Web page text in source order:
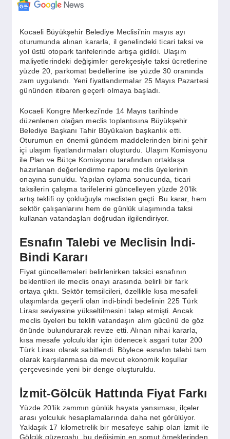
SPOR
YAŞAM
Kocaeli Büyükşehir Belediye Meclisi’nin mayıs ayı
oturumunda alınan kararla, il genelindeki ticari taksi ve
yol üstü otopark tarifelerinde artışa gidildi. Ulaşım
maliyetlerindeki değişimler gerekçesiyle taksi ücretlerine
yüzde 20, parkomat bedellerine ise yüzde 30 oranında
zam uygulandı. Yeni fiyatlandırmalar 25 Mayıs Pazartesi
gününden itibaren geçerli olmaya başladı.
Kocaeli Kongre Merkezi’nde 14 Mayıs tarihinde
düzenlenen olağan meclis toplantısına Büyükşehir
Belediye Başkanı Tahir Büyükakın başkanlık etti.
Oturumun en önemli gündem maddelerinden birini şehir
içi ulaşım fiyatlandırmaları oluşturdu. Ulaşım Komisyonu
ile Plan ve Bütçe Komisyonu tarafından ortaklaşa
hazırlanan değerlendirme raporu meclis üyelerinin
onayına sunuldu. Yapılan oylama sonucunda, ticari
taksilerin çalışma tarifelerini güncelleyen yüzde 20’lik
artış teklifi oy çokluğuyla meclisten geçti. Bu karar, hem
sektör çalışanlarını hem de günlük ulaşımında taksi
kullanan vatandaşları doğrudan ilgilendiriyor.
Esnafın Talebi ve Meclisin İndi-
Bindi Kararı
Fiyat güncellemeleri belirlenirken taksici esnafının
beklentileri ile meclis onayı arasında belirli bir fark
ortaya çıktı. Sektör temsilcileri, özellikle kısa mesafeli
ulaşımlarda geçerli olan indi-bindi bedelinin 225 Türk
Lirası seviyesine yükseltilmesini talep etmişti. Ancak
meclis üyeleri bu teklifi vatandaşın alım gücünü de göz
önünde bulundurarak revize etti. Alınan nihai kararla,
kısa mesafe yolculuklar için ödenecek asgari tutar 200
Türk Lirası olarak sabitlendi. Böylece esnafın talebi tam
olarak karşılanmasa da mevcut ekonomik koşullar
çerçevesinde yeni bir denge oluşturuldu.
İzmit-Gölcük Hattında Fiyat Farkı
Yüzde 20’lik zammın günlük hayata yansıması, ilçeler
arası yolculuk hesaplamalarında daha net görülüyor.
Yaklaşık 17 kilometrelik bir mesafeye sahip olan İzmit ile
Gölcük güzergahı, bu değişimin en somut örneklerinden